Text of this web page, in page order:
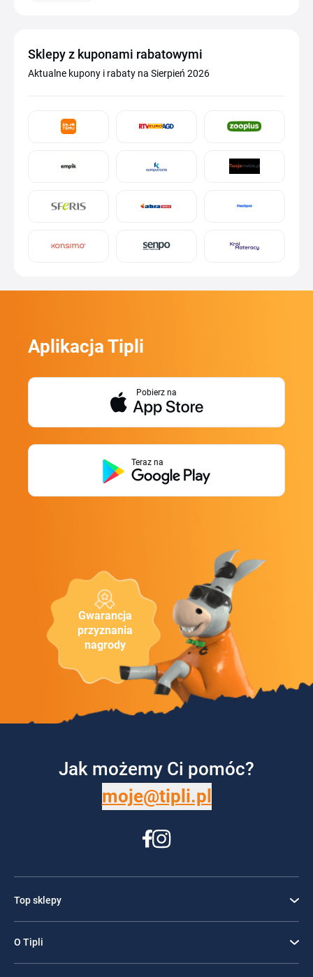
Sklepy z kuponami rabatowymi
Aktualne kupony i rabaty na Sierpień 2026
Gwarancja
przyznania
nagrody
Aplikacja Tipli
Pobierz na
Teraz na
Jak możemy Ci pomóc?
moje@tipli.pl
Top sklepy
O Tipli